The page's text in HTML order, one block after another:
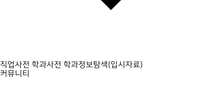
직업사전 학과사전 학과정보탐색(입시자료)
커뮤니티